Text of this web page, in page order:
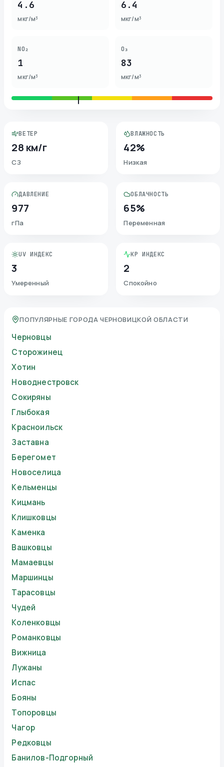
4.6
мкг/м³
6.4
мкг/м³
NO₂
1
мкг/м³
O₃
83
мкг/м³
ВЕТЕР
28 км/г
СЗ
ВЛАЖНОСТЬ
42%
Низкая
ДАВЛЕНИЕ
977
гПа
ОБЛАЧНОСТЬ
65%
Переменная
UV ИНДЕКС
3
Умеренный
KP ИНДЕКС
2
Спокойно
ПОПУЛЯРНЫЕ ГОРОДА ЧЕРНОВИЦКОЙ ОБЛАСТИ
Черновцы
Сторожинец
Хотин
Новоднестровск
Сокиряны
Глыбокая
Красноильск
Заставна
Берегомет
Новоселица
Кельменцы
Кицмань
Клишковцы
Каменка
Вашковцы
Мамаевцы
Маршинцы
Тарасовцы
Чудей
Коленковцы
Романковцы
Вижница
Лужаны
Испас
Бояны
Топоровцы
Чагор
Редковцы
Банилов-Подгорный